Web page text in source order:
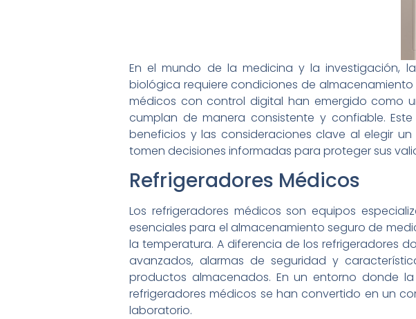
En el mundo de la medicina y la investigación,
biológica requiere condiciones de
médicos con control digital han emergido como
cumplan de manera consistente y confiable.
beneficios y las consideraciones clave al elegir
tomen decisiones informadas para proteger sus
Refrigeradores Médicos
Los refrigeradores médicos son equipos
esenciales para el almacenamiento seguro de
la temperatura. A diferencia de los refrigeradores
avanzados, alarmas de seguridad y
productos almacenados. En un entorno donde
refrigeradores médicos se han convertido en un
laboratorio.